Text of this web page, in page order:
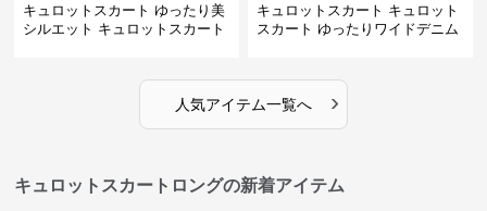
キュロットスカート ゆったり美
シルエット キュロットスカート
キュロットスカート キュロット
スカート ゆったりワイドデニム
人気アイテム一覧へ ›
キュロットスカートロングの新着アイテム